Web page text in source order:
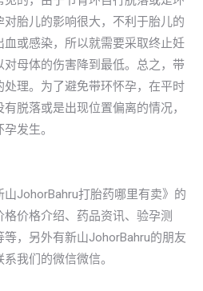
胎儿的影响很大，不利于胎儿的
或感染，所以就需要采取终止妊
母体的伤害降到最低。总之，带
理。为了避免带环怀孕，在平时
脱落或是出现位置偏离的情况，
发生。
山JohorBahru打胎药哪里有卖》的
价格介绍、药品资讯、验孕测
，另外有新山JohorBahru的朋友
我们的微信微信。